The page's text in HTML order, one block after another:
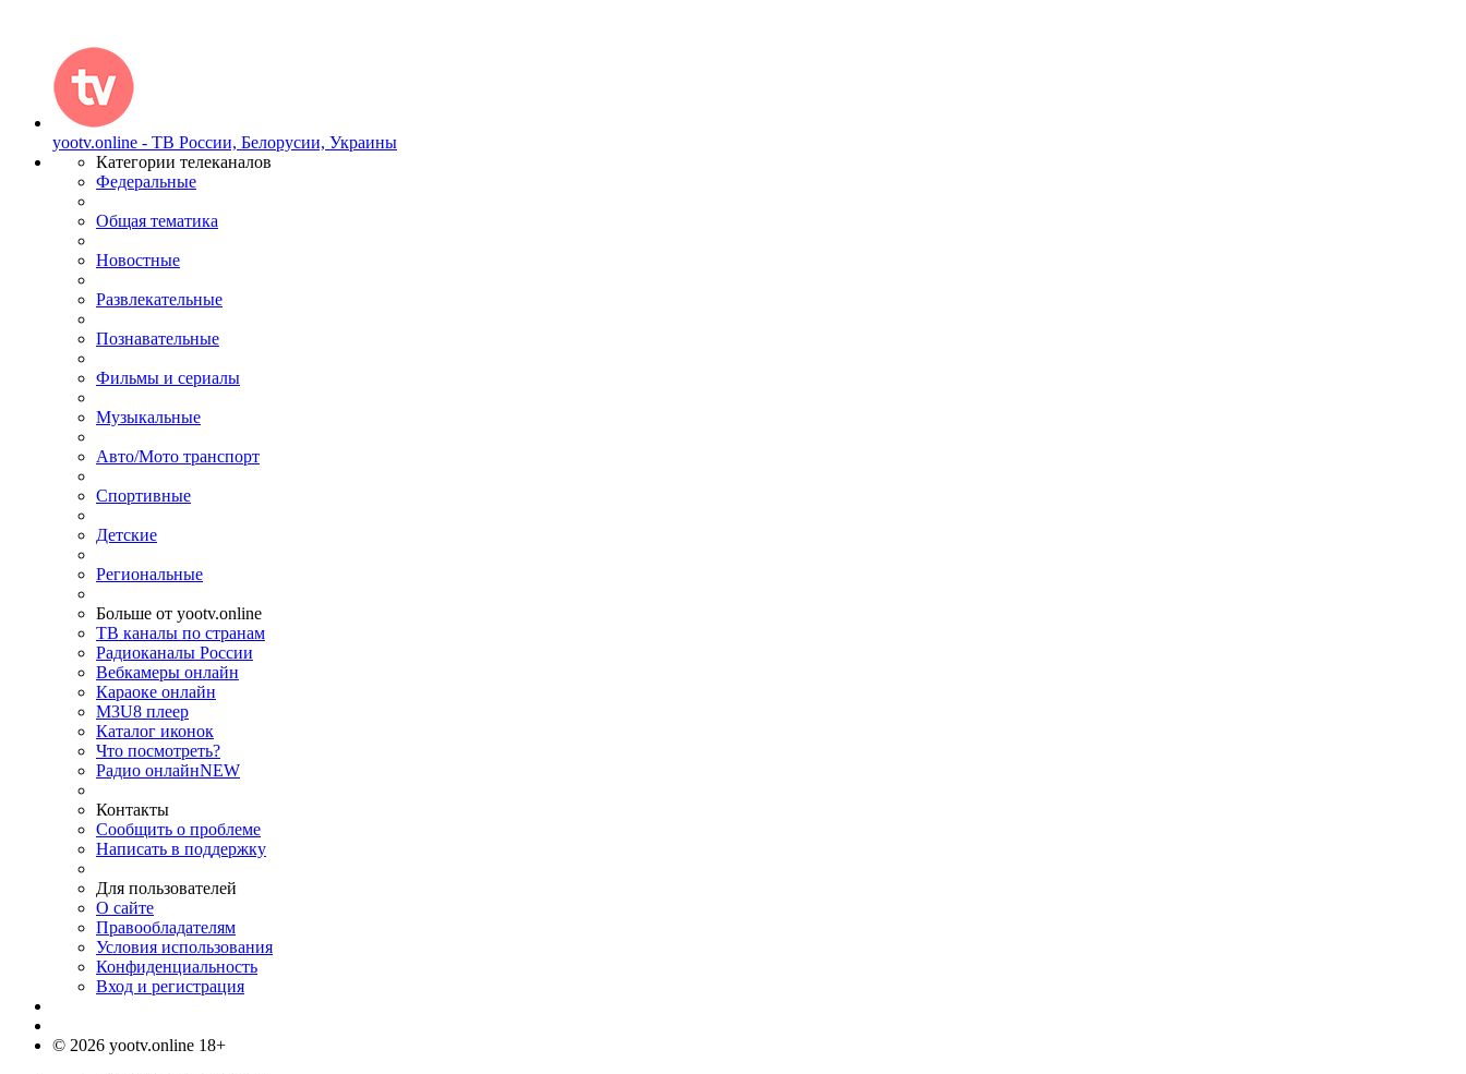
yootv.online - ТВ России, Белорусии, Украины
Категории телеканалов
Федеральные
Общая тематика
Новостные
Развлекательные
Познавательные
Фильмы и сериалы
Музыкальные
Авто/Мото транспорт
Спортивные
Детские
Региональные
Больше от yootv.online
ТВ каналы по странам
Радиоканалы России
Вебкамеры онлайн
Караоке онлайн
M3U8 плеер
Каталог иконок
Что посмотреть?
Радио онлайнNEW
Контакты
Сообщить о проблеме
Написать в поддержку
Для пользователей
О сайте
Правообладателям
Условия использования
Конфиденциальность
Вход и регистрация
© 2026 yootv.online 18+